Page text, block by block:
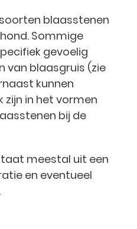
blaasstenen
Sommige
gevoelig
van blaasgruis (zie
kunnen
zijn in het vormen
bij de
meestal uit een
en eventueel